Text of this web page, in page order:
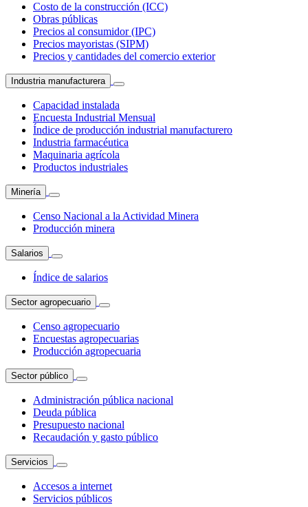
Costo de la construcción (ICC)
Obras públicas
Precios al consumidor (IPC)
Precios mayoristas (SIPM)
Precios y cantidades del comercio exterior
Industria manufacturera
Capacidad instalada
Encuesta Industrial Mensual
Índice de producción industrial manufacturero
Industria farmacéutica
Maquinaria agrícola
Productos industriales
Minería
Censo Nacional a la Actividad Minera
Producción minera
Salarios
Índice de salarios
Sector agropecuario
Censo agropecuario
Encuestas agropecuarias
Producción agropecuaria
Sector público
Administración pública nacional
Deuda pública
Presupuesto nacional
Recaudación y gasto público
Servicios
Accesos a internet
Servicios públicos